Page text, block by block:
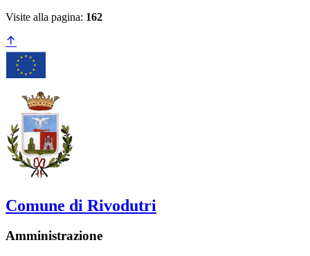
Visite alla pagina: 162
Comune di Rivodutri
Amministrazione